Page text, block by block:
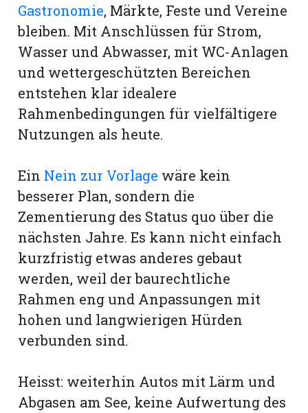
Gastronomie, Märkte, Feste und Vereine
bleiben. Mit Anschlüssen für Strom,
Wasser und Abwasser, mit WC-Anlagen
und wettergeschützten Bereichen
entstehen klar idealere
Rahmenbedingungen für vielfältigere
Nutzungen als heute.
Ein Nein zur Vorlage wäre kein
besserer Plan, sondern die
Zementierung des Status quo über die
nächsten Jahre. Es kann nicht einfach
kurzfristig etwas anderes gebaut
werden, weil der baurechtliche
Rahmen eng und Anpassungen mit
hohen und langwierigen Hürden
verbunden sind.
Heisst: weiterhin Autos mit Lärm und
Abgasen am See, keine Aufwertung des